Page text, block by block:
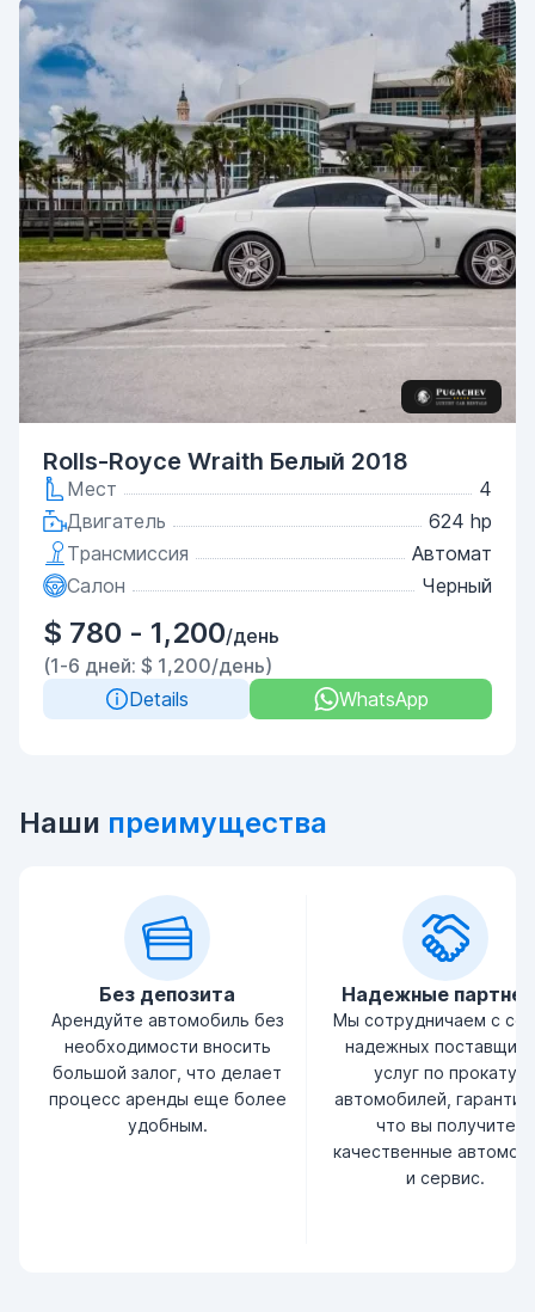
Rolls-Royce Wraith Белый 2018
Мест
4
Двигатель
624 hp
Трансмиссия
Автомат
Салон
Черный
$ 780 - 1,200/день
(1-6 дней: $ 1,200/день)
Details
WhatsApp
Наши преимущества
Без депозита
Арендуйте автомобиль без
необходимости вносить
большой залог, что делает
процесс аренды еще более
удобным.
Надежные
Мы сотрудничаем с
надежных
услуг по прокату
автомобилей,
что вы получите
качественные
и сервис.